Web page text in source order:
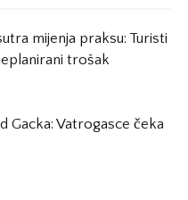
mijenja praksu: Turisti
trošak
Gacka: Vatrogasce čeka